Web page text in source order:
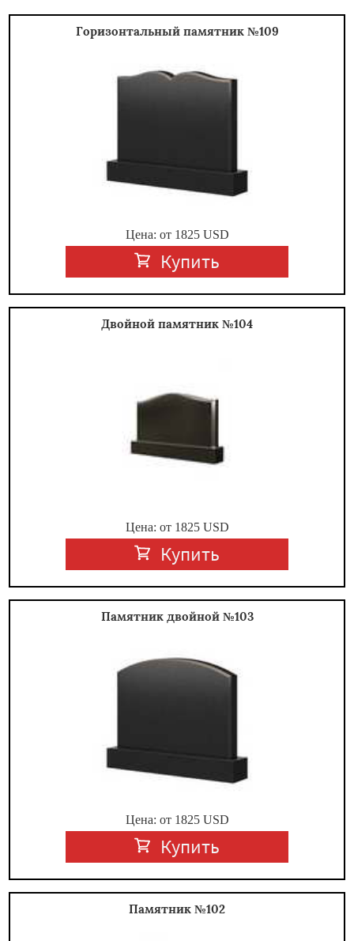
Горизонтальный памятник №109
Цена: от 1825USD
Купить
Двойной памятник №104
Цена: от 1825USD
Купить
Памятник двойной №103
Цена: от 1825USD
Купить
Памятник №102